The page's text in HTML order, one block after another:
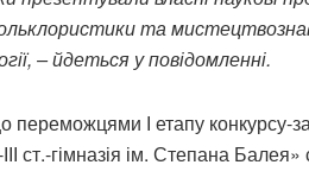
та
– йдеться у повідомленні.
І етапу конкурсу-
ст.-гімназія ім. Степана